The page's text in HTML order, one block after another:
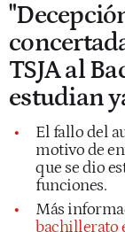
TSJA al
estudian
El fallo del
motivo de
que se dio
funciones.
Más
bachillerato